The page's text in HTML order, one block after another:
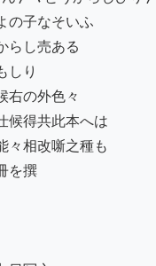
の子なそいふ
らし売ある
しり
右の外色々
候得共此本へは
々相改噺之種も
を撰